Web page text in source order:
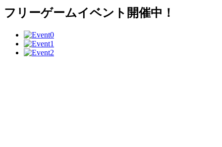
フリーゲームイベント開催中！